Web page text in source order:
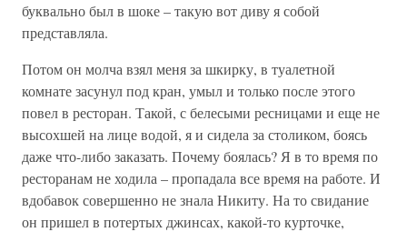
буквально был в шоке – такую вот диву я собой
представляла.
Потом он молча взял меня за шкирку, в туалетной
комнате засунул под кран, умыл и только после этого
повел в ресторан. Такой, с белесыми ресницами и еще не
высохшей на лице водой, я и сидела за столиком, боясь
даже что-либо заказать. Почему боялась? Я в то время по
ресторанам не ходила – пропадала все время на работе. И
вдобавок совершенно не знала Никиту. На то свидание
он пришел в потертых джинсах, какой-то курточке,